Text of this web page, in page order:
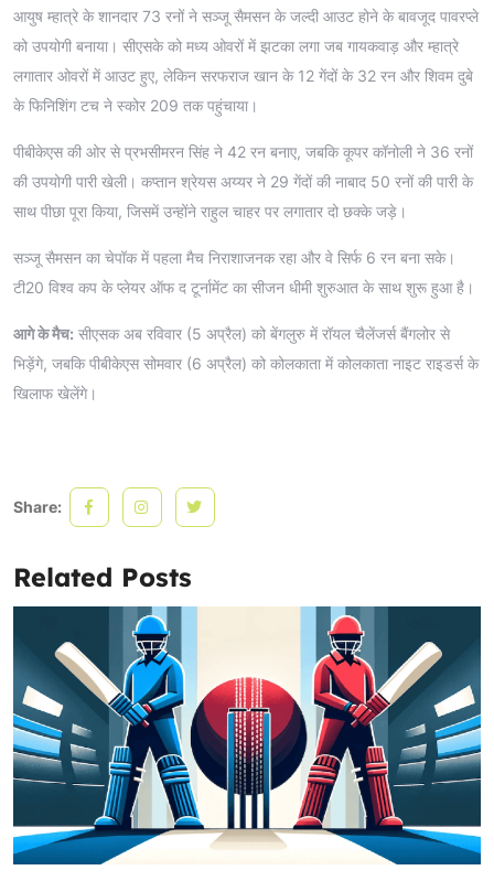
आयुष म्हात्रे के शानदार 73 रनों ने सञ्जू सैमसन के जल्दी आउट होने के बावजूद पावरप्ले
को उपयोगी बनाया। सीएसके को मध्य ओवरों में झटका लगा जब गायकवाड़ और म्हात्रे
लगातार ओवरों में आउट हुए, लेकिन सरफराज खान के 12 गेंदों के 32 रन और शिवम दुबे
के फिनिशिंग टच ने स्कोर 209 तक पहुंचाया।
पीबीकेएस की ओर से प्रभसीमरन सिंह ने 42 रन बनाए, जबकि कूपर कॉनोली ने 36 रनों
की उपयोगी पारी खेली। कप्तान श्रेयस अय्यर ने 29 गेंदों की नाबाद 50 रनों की पारी के
साथ पीछा पूरा किया, जिसमें उन्होंने राहुल चाहर पर लगातार दो छक्के जड़े।
सञ्जू सैमसन का चेपॉक में पहला मैच निराशाजनक रहा और वे सिर्फ 6 रन बना सके।
टी20 विश्व कप के प्लेयर ऑफ द टूर्नामेंट का सीजन धीमी शुरुआत के साथ शुरू हुआ है।
आगे के मैच: सीएसक अब रविवार (5 अप्रैल) को बेंगलुरु में रॉयल चैलेंजर्स बैंगलोर से
भिड़ेंगे, जबकि पीबीकेएस सोमवार (6 अप्रैल) को कोलकाता में कोलकाता नाइट राइडर्स के
खिलाफ खेलेंगे।
Share:
Related Posts